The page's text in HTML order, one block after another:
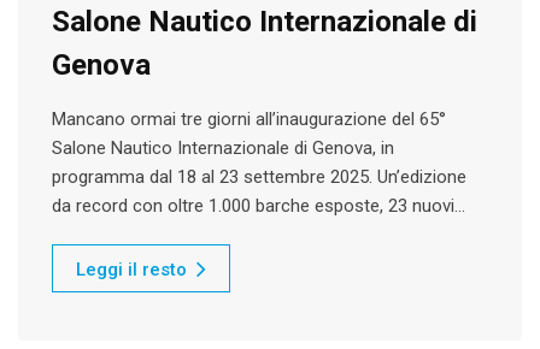
Salone Nautico Internazionale di
Genova
Mancano ormai tre giorni all’inaugurazione del 65°
Salone Nautico Internazionale di Genova, in
programma dal 18 al 23 settembre 2025. Un’edizione
da record con oltre 1.000 barche esposte, 23 nuovi…
Leggi il resto